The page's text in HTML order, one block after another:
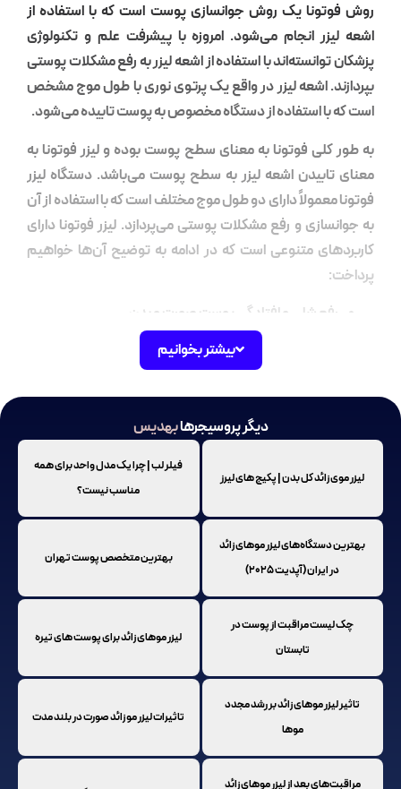
یک روش جوانسازی پوست است که با استفاده از
انجام می‌شود. امروزه با پیشرفت علم و تکنولوژی
با استفاده از اشعه لیزر به رفع مشکلات پوستی
اشعه لیزر در واقع یک پرتوی نوری با طول موج مشخص
استفاده از دستگاه مخصوص به پوست تابیده می‌شود.
فوتونا به معنای سطح پوست بوده و لیزر فوتونا به
اشعه لیزر به سطح پوست می‌باشد. دستگاه لیزر
دارای دو طول موج مختلف است که با استفاده از آن
و رفع مشکلات پوستی می‌پردازد. لیزر فوتونا دارای
متنوعی است که در ادامه به توضیح آن‌ها خواهیم
شلی و افتادگی پوست صورت و بدن
کردن خطوط عمیق و سطحی روی صورت
چین و چروک‌های دور چشم
عروق سطحی پوست
کردن غبغب
صورت
بیشتر بخوانیم
دیگر پروسیجرهابهدیس
کل بدن | پکیج های لیرز
فیلر لب | چرا یک مدل واحد برای همه
لیزر موهای زائد
بهترین متخصص پوست تهران
مراقبت از پوست در
لیزر موهای زائد برای پوست های تیره
موهای زائد بر رشد مجدد
تاثیرات لیزر مو زائد صورت در بلند مدت
بعد از لیزر موهای زائد